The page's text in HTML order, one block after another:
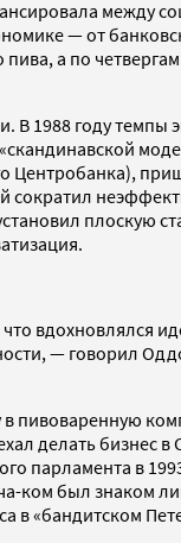
между
— от
а по
1988 году
плоскую
— говорил
пивоваренную
делать
в
ком был знаком
«бандитском